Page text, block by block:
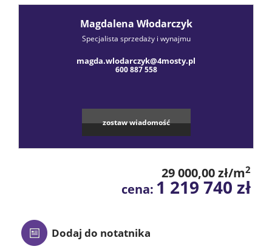
Magdalena Włodarczyk
Specjalista sprzedaży i wynajmu
magda.wlodarczyk@4mosty.pl
600 887 558
zostaw wiadomość
29 000,00 zł/m2
cena: 1 219 740 zł
Dodaj do notatnika